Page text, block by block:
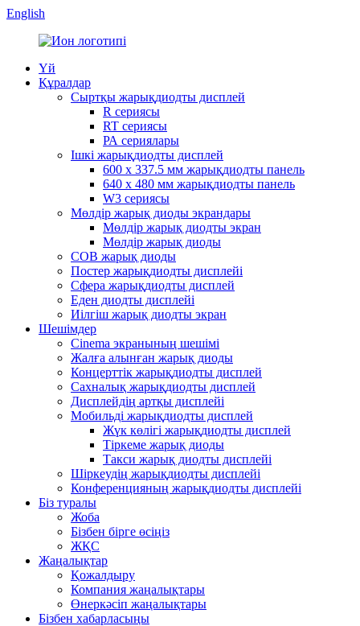
English
Үй
Құралдар
Сыртқы жарықдиодты дисплей
R сериясы
RT сериясы
РА сериялары
Ішкі жарықдиодты дисплей
600 x 337.5 мм жарықдиодты панель
640 x 480 мм жарықдиодты панель
W3 сериясы
Мөлдір жарық диоды экрандары
Мөлдір жарық диодты экран
Мөлдір жарық диоды
COB жарық диоды
Постер жарықдиодты дисплейі
Сфера жарықдиодты дисплей
Еден диодты дисплейі
Иілгіш жарық диодты экран
Шешімдер
Cinema экранының шешімі
Жалға алынған жарық диоды
Концерттік жарықдиодты дисплей
Сахналық жарықдиодты дисплей
Дисплейдің артқы дисплейі
Мобильді жарықдиодты дисплей
Жүк көлігі жарықдиодты дисплей
Тіркеме жарық диоды
Такси жарық диодты дисплейі
Шіркеудің жарықдиодты дисплейі
Конференцияның жарықдиодты дисплейі
Біз туралы
Жоба
Бізбен бірге өсіңіз
ЖҚС
Жаңалықтар
Қожалдыру
Компания жаңалықтары
Өнеркәсіп жаңалықтары
Бізбен хабарласыңы